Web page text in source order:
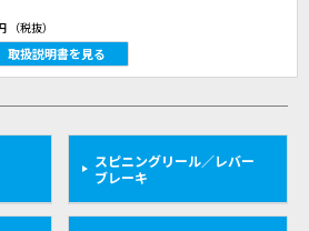
（税抜）
取扱説明書を見る
スピニングリール／レバー
ブレーキ